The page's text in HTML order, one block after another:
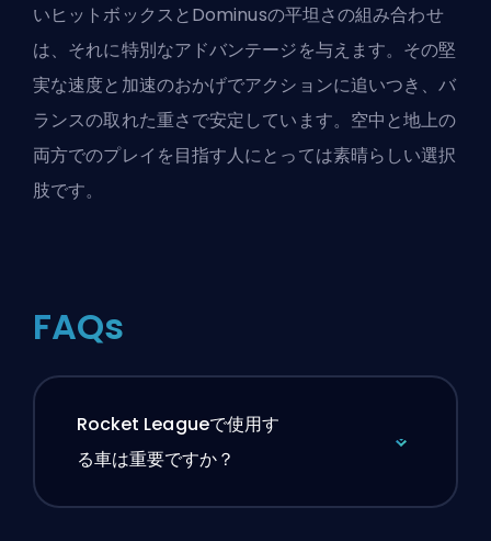
いヒットボックスとDominusの平坦さの組み合わせ
は、それに特別なアドバンテージを与えます。その堅
実な速度と加速のおかげでアクションに追いつき、バ
ランスの取れた重さで安定しています。空中と地上の
両方でのプレイを目指す人にとっては素晴らしい選択
肢です。
FAQs
Rocket Leagueで使用す
る車は重要ですか？